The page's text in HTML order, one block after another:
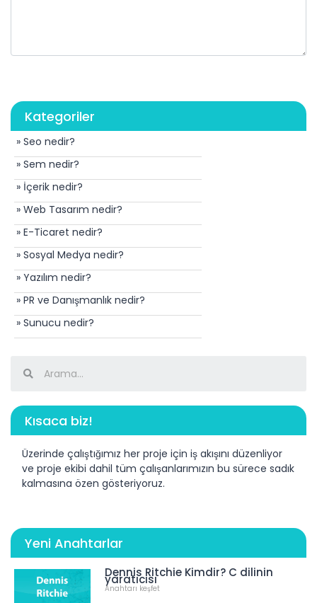
Kategoriler
» Seo nedir?
» Sem nedir?
» İçerik nedir?
» Web Tasarım nedir?
» E-Ticaret nedir?
» Sosyal Medya nedir?
» Yazılım nedir?
» PR ve Danışmanlık nedir?
» Sunucu nedir?
Kısaca biz!
Üzerinde çalıştığımız her proje için iş akışını düzenliyor
ve proje ekibi dahil tüm çalışanlarımızın bu sürece sadık
kalmasına özen gösteriyoruz.
Yeni Anahtarlar
Dennis Ritchie Kimdir? C dilinin
yaratıcısı
Anahtarı keşfet